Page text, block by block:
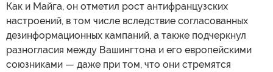
Как и Майга, он отметил рост антифранцузских
настроений, в том числе вследствие согласованных
дезинформационных кампаний, а также подчеркнул
разногласия между Вашингтона и его европейскими
союзниками — даже при том, что они стремятся